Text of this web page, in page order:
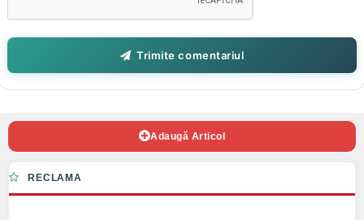
Trimite comentariul
Adaugă Articol
RECLAMA